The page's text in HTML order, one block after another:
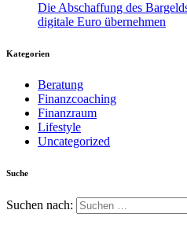
Die Abschaffung des
digitale Euro übernehmen
Kategorien
Beratung
Finanzcoaching
Finanzraum
Lifestyle
Uncategorized
Suche
Suchen nach: